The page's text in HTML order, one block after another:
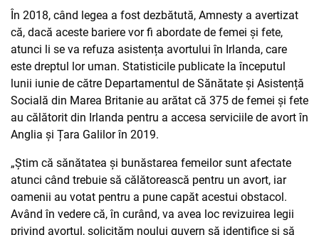
În 2018, când legea a fost dezbătută, Amnesty a avertizat
că, dacă aceste bariere vor fi abordate de femei și fete,
atunci li se va refuza asistența avortului în Irlanda, care
este dreptul lor uman. Statisticile publicate la începutul
lunii iunie de către Departamentul de Sănătate și Asistență
Socială din Marea Britanie au arătat că 375 de femei și fete
au călătorit din Irlanda pentru a accesa serviciile de avort în
Anglia și Țara Galilor în 2019.
„Știm că sănătatea și bunăstarea femeilor sunt afectate
atunci când trebuie să călătorească pentru un avort, iar
oamenii au votat pentru a pune capăt acestui obstacol.
Având în vedere că, în curând, va avea loc revizuirea legii
privind avortul, solicităm noului guvern să identifice și să